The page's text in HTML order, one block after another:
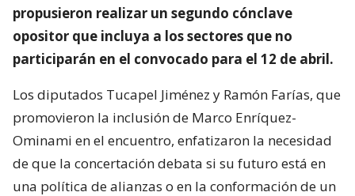
propusieron realizar un segundo cónclave
opositor que incluya a los sectores que no
participarán en el convocado para el 12 de abril.
Los diputados Tucapel Jiménez y Ramón Farías, que
promovieron la inclusión de Marco Enríquez-
Ominami en el encuentro, enfatizaron la necesidad
de que la concertación debata si su futuro está en
una política de alianzas o en la conformación de un